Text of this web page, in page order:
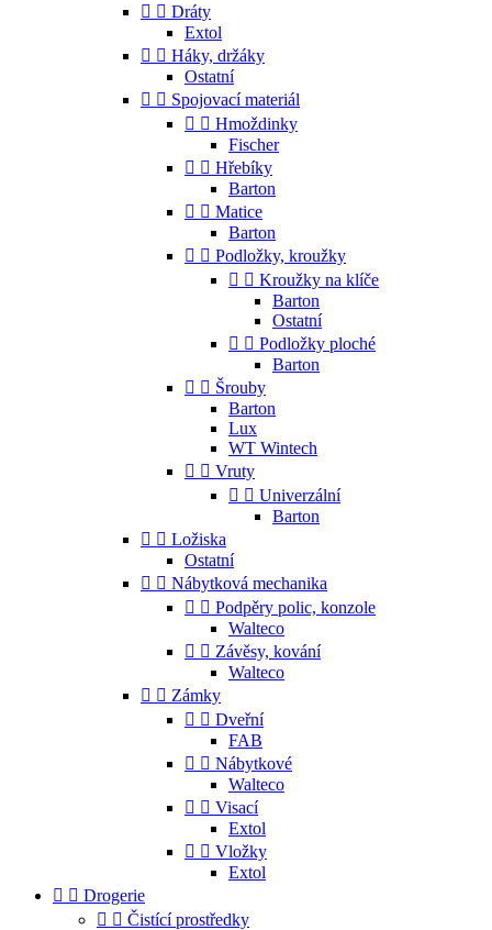
  Dráty
Extol
  Háky, držáky
Ostatní
  Spojovací materiál
  Hmoždinky
Fischer
  Hřebíky
Barton
  Matice
Barton
  Podložky, kroužky
  Kroužky na klíče
Barton
Ostatní
  Podložky ploché
Barton
  Šrouby
Barton
Lux
WT Wintech
  Vruty
  Univerzální
Barton
  Ložiska
Ostatní
  Nábytková mechanika
  Podpěry polic, konzole
Walteco
  Závěsy, kování
Walteco
  Zámky
  Dveřní
FAB
  Nábytkové
Walteco
  Visací
Extol
  Vložky
Extol
  Drogerie
  Čistící prostředky